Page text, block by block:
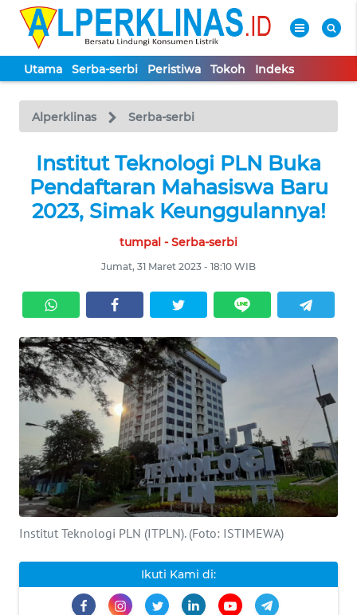
Utama Serba-serbi Peristiwa Tokoh Indeks
Alperklinas Serba-serbi
Institut Teknologi PLN Buka
Pendaftaran Mahasiswa Baru
2023, Simak Keunggulannya!
tumpal - Serba-serbi
Jumat, 31 Maret 2023 - 18:10 WIB
Institut Teknologi PLN (ITPLN). (Foto: ISTIMEWA)
Ikuti Kami di:
TV
Tutup
UTAMA
SERBA-
SERBI
TOKOH
Informasi
INDEKS
BERITA
KONTAK
KAMI
INFO
TENTANG